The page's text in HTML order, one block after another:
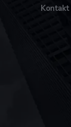
Kontakt